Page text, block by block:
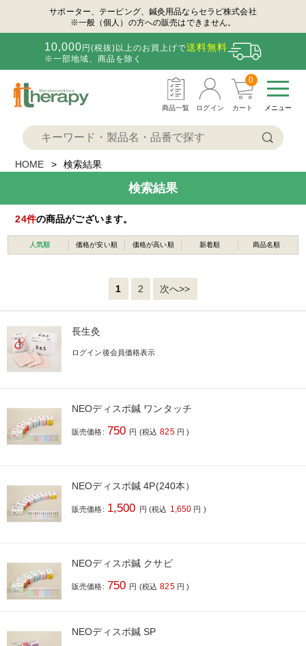
サポーター、テーピング、鍼灸用品ならセラピ株式会社
※一般（個人）の方への販売はできません。
10,000 円(税抜)以上のお買上げで送料無料
※一部地域、商品を除く
商品一覧 ログイン
0
カート メニュー
HOME 検索結果
検索結果
24件の商品がございます。
人気順 価格が安い順 価格が高い順 新着順 商品名順
1 2 次へ>>
長生灸
ログイン後会員価格表示
NEOディスポ鍼 ワンタッチ
販売価格: 750 円 (税込 825 円)
NEOディスポ鍼 4P(240本）
販売価格: 1,500 円 (税込 1,650 円 )
NEOディスポ鍼 クサビ
販売価格: 750 円 (税込 825 円)
NEOディスポ鍼 SP